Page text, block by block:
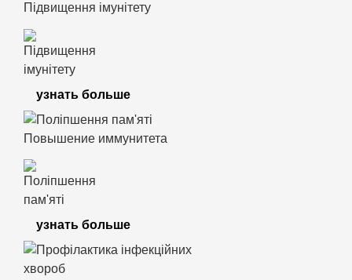
Підвищення імунітету
узнать больше
Повышение иммунитета
узнать больше